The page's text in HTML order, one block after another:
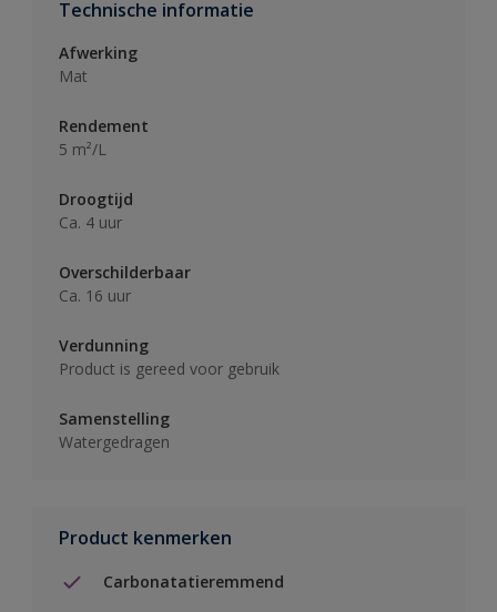
Technische informatie
Afwerking
Mat
Rendement
5 m²/L
Droogtijd
Ca. 4 uur
Overschilderbaar
Ca. 16 uur
Verdunning
Product is gereed voor gebruik
Samenstelling
Watergedragen
Product kenmerken
Carbonatatieremmend